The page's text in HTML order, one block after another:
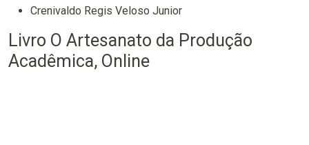
Crenivaldo Regis Veloso Junior
Livro O Artesanato da Produção
Acadêmica, Online